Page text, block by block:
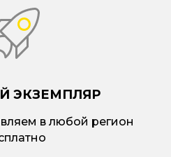
ЭКЗЕМПЛЯР
в любой регион